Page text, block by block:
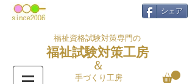
シェア
福祉資格試験対策専門の
福祉試験対策工房
＆
手づくり工房